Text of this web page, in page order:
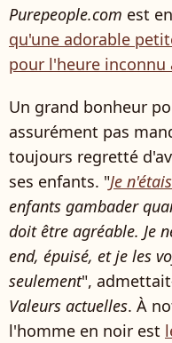
Purepeople.com est
qu'une adorable
pour l'heure inconnu
Un grand bonheur
assurément pas
toujours regretté
ses enfants. "Je
enfants gambader
doit être agréable. Je
end, épuisé, et je les
seulement",
Valeurs actuelles. À
l'homme en noir est